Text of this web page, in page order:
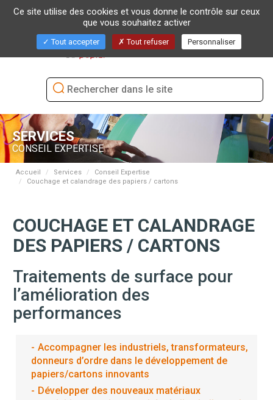
SERVICES
CONSEIL EXPERTISE
Accueil Services
Conseil Expertise
Couchage et calandrage des papiers / cartons
COUCHAGE ET CALANDRAGE
DES PAPIERS / CARTONS
Traitements de surface pour
l’amélioration des
performances
Accompagner les industriels, transformateurs,
donneurs d’ordre dans le développement de
papiers/cartons innovants
Développer des nouveaux matériaux
Ce site utilise des cookies et vous donne le contrôle sur ceux
que vous souhaitez activer
Tout accepter Tout refuser Personnaliser